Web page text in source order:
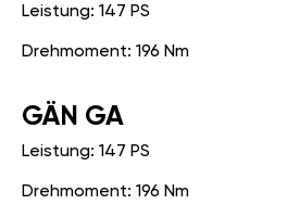
Leistung: 147 PS
Drehmoment: 196 Nm
GÄN GA
Leistung: 147 PS
Drehmoment: 196 Nm